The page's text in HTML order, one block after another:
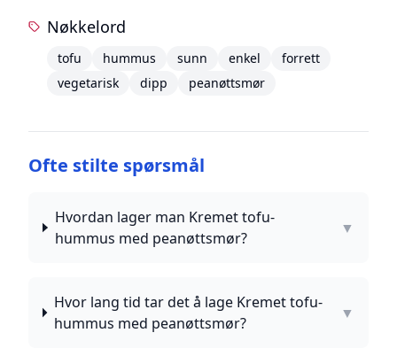
Nøkkelord
tofu hummus sunn enkel
forrett
vegetarisk
dipp peanøttsmør
Ofte stilte spørsmål
Hvordan lager man Kremet tofu-
hummus med peanøttsmør?
▼
Hvor lang tid tar det å lage Kremet tofu-
hummus med peanøttsmør?
▼